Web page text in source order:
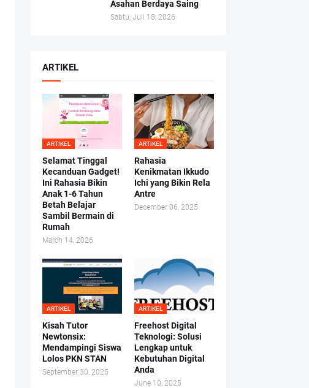
Asahan Berdaya Saing
Sabtu, Juli 18, 2026
ARTIKEL
ARTIKEL
Selamat Tinggal
Kecanduan Gadget!
Ini Rahasia Bikin
Anak 1-6 Tahun
Betah Belajar
Sambil Bermain di
Rumah
March 14, 2026
ARTIKEL
Rahasia
Kenikmatan Ikkudo
Ichi yang Bikin Rela
Antre
December 06, 2025
ARTIKEL
Kisah Tutor
Newtonsix:
Mendampingi Siswa
Lolos PKN STAN
September 30, 2025
ARTIKEL
Freehost Digital
Teknologi: Solusi
Lengkap untuk
Kebutuhan Digital
Anda
June 10, 2025